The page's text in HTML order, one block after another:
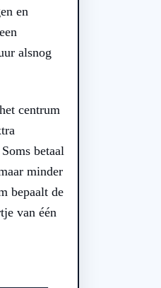
en
alsnog
centrum
betaal
minder
bepaalt de
van één